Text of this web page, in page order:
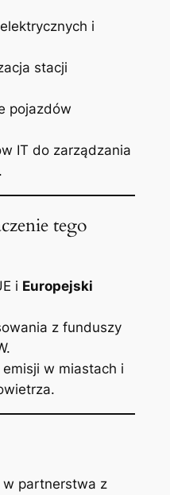
i
stacji
pojazdów
IT do zarządzania
tego
i Europejski
z funduszy
w miastach i
partnerstwa z